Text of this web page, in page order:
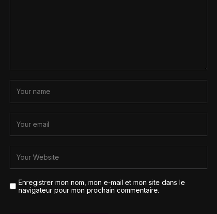
Enregistrer mon nom, mon e-mail et mon site dans le
navigateur pour mon prochain commentaire.